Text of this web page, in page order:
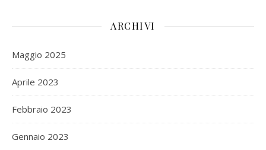
ARCHIVI
Maggio 2025
Aprile 2023
Febbraio 2023
Gennaio 2023